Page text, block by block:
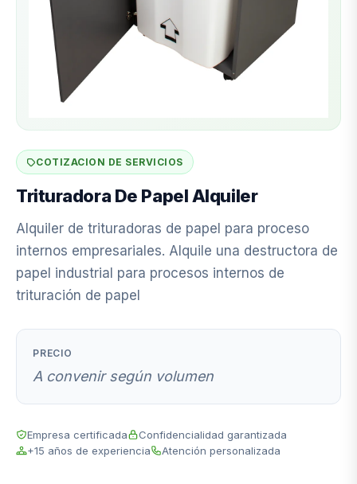
COTIZACION DE SERVICIOS
Trituradora De Papel Alquiler
Alquiler de trituradoras de papel para proceso
internos empresariales. Alquile una destructora de
papel industrial para procesos internos de
trituración de papel
PRECIO
A convenir según volumen
Empresa certificada
Confidencialidad garantizada
+15 años de experiencia
Atención personalizada